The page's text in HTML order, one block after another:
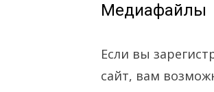
Медиафайлы
Если вы
сайт, вам